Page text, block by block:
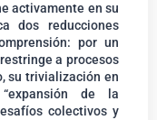
activamente en su
dos reducciones
por un
a procesos
su trivialización en
de la
colectivos y